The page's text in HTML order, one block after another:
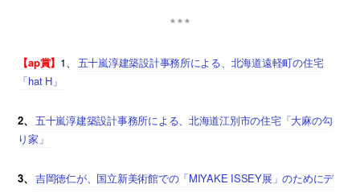
【ap賞】 1、
五十嵐淳建築設計事務所による、北海道遠軽町の住宅
「hat H」
2、
五十嵐淳建築設計事務所による、北海道江別市の住宅「大麻の勾
り家」
3、
吉岡徳仁が、国立新美術館での「MIYAKE ISSEY展」のためにデ